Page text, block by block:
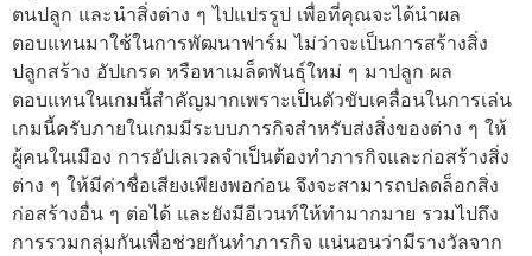
ตนปลูก และนำสิ่งต่าง ๆ ไปแปรรูป เพื่อที่คุณจะได้นำผล
ตอบแทนมาใช้ในการพัฒนาฟาร์ม ไม่ว่าจะเป็นการสร้างสิ่ง
ปลูกสร้าง อัปเกรด หรือหาเมล็ดพันธุ์ใหม่ ๆ มาปลูก ผล
ตอบแทนในเกมนี้สำคัญมากเพราะเป็นตัวขับเคลื่อนในการเล่น
เกมนี้ครับภายในเกมมีระบบภารกิจสำหรับส่งสิ่งของต่าง ๆ ให้
ผู้คนในเมือง การอัปเลเวลจำเป็นต้องทำภารกิจและก่อสร้างสิ่ง
ต่าง ๆ ให้มีค่าชื่อเสียงเพียงพอก่อน จึงจะสามารถปลดล็อกสิ่ง
ก่อสร้างอื่น ๆ ต่อได้ และยังมีอีเวนท์ให้ทำมากมาย รวมไปถึง
การรวมกลุ่มกันเพื่อช่วยกันทำภารกิจ แน่นอนว่ามีรางวัลจาก